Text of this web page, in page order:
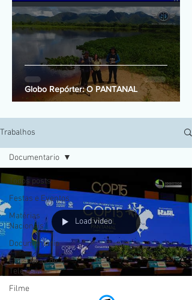
Globo Repórter: O PANTANAL
Trabalhos
Todos posts
Festas e Eventos
Matérias
Nacionais
Documentario
Emissoras de
Televisão
Filme
Documentario
Load video